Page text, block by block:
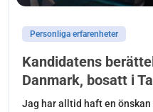
Personliga erfarenheter
Kandidatens
Danmark, bosatt i
Jag har alltid haft en